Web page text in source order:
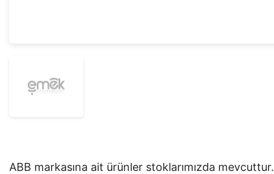
ABB markasına ait ürünler stoklarımızda mevcuttur.